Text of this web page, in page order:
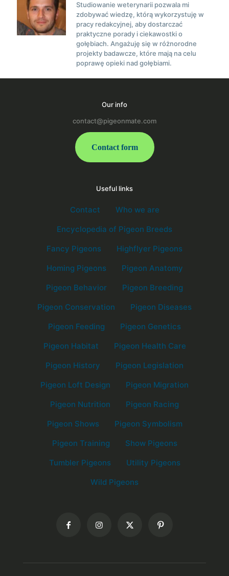
Studiowanie weterynarii pozwala mi
zdobywać wiedzę, którą wykorzystuję w
pracy redakcyjnej, aby dostarczać
praktyczne porady i ciekawostki o
gołębiach. Angażuję się w różnorodne
projekty badawcze, które mają na celu
poprawę opieki nad gołębiami.
Our info
contact@pigeonmate.com
Contact form
Useful links
Contact
Who we are
Encyclopedia of Pigeon Breeds
Fancy Pigeons
Highflyer Pigeons
Homing Pigeons
Pigeon Anatomy
Pigeon Behavior
Pigeon Breeding
Pigeon Conservation
Pigeon Diseases
Pigeon Feeding
Pigeon Genetics
Pigeon Habitat
Pigeon Health Care
Pigeon History
Pigeon Legislation
Pigeon Loft Design
Pigeon Migration
Pigeon Nutrition
Pigeon Racing
Pigeon Shows
Pigeon Symbolism
Pigeon Training
Show Pigeons
Tumbler Pigeons
Utility Pigeons
Wild Pigeons